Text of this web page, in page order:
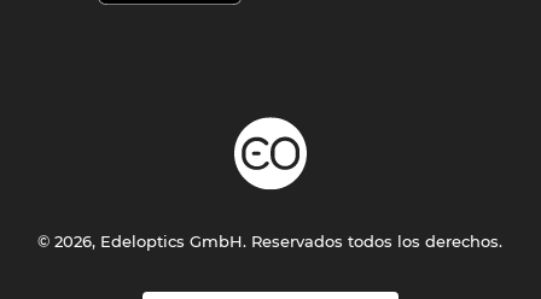
© 2026, Edeloptics GmbH. Reservados todos los derechos.